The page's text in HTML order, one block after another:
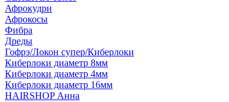
Афрокудри
Афрокосы
Фибра
Дреды
Гофрэ/Локон супер/Киберлоки
Киберлоки диаметр 8мм
Киберлоки диаметр 4мм
Киберлоки диаметр 16мм
HAIRSHOP Анна